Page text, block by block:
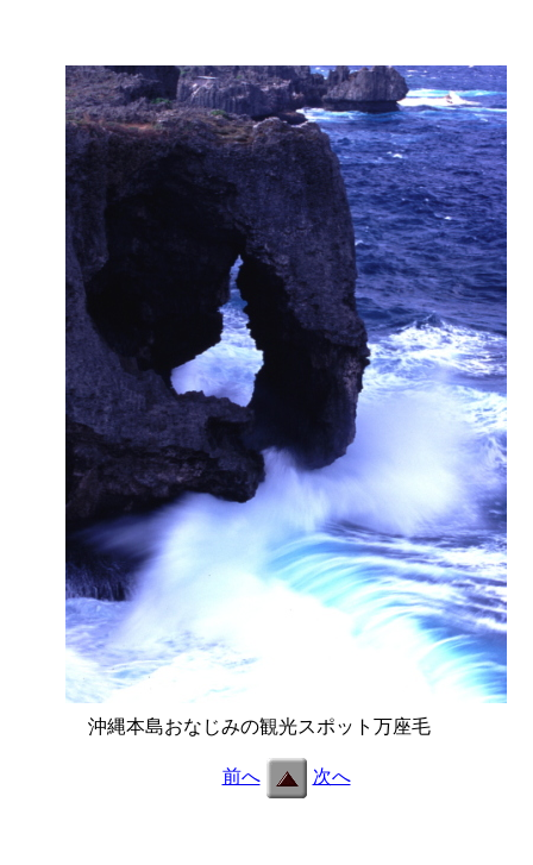
沖縄本島おなじみの観光スポット万座毛
前へ 次へ